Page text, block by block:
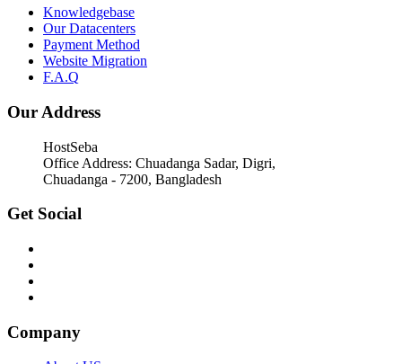
Knowledgebase
Our Datacenters
Payment Method
Website Migration
F.A.Q
Our Address
HostSeba
Office Address: Chuadanga Sadar, Digri,
Chuadanga - 7200, Bangladesh
Get Social
Company